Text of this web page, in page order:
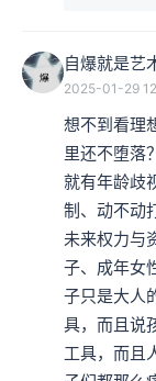
自爆就是艺
2025-01-29
想不到看理
里还不堕落
就有年龄歧
制、动不动
未来权力与
子、成年女
子只是大人
具，而且说
工具，而且